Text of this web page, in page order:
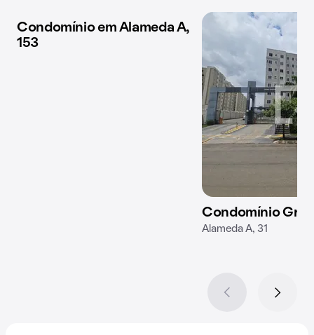
1 imóvel disponível
Condomínio em Alameda A,
153
Condomínio
Alameda A, 31